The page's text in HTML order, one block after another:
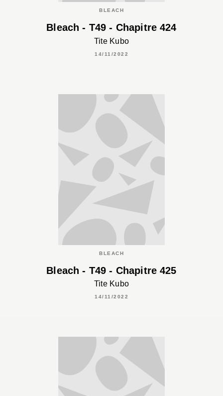
BLEACH
Bleach - T49 - Chapitre 424
Tite Kubo
14/11/2022
BLEACH
Bleach - T49 - Chapitre 425
Tite Kubo
14/11/2022